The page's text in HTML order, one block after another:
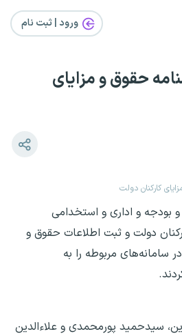
ورود | ثبت‌ نام
حقوق و مزایای
کارکنان دولت
بودجه و اداری و استخدامی
دولت و ثبت اطلاعات حقوق و
مزایای آنها در سال ۱۴۰۵ در سامانه‌های مربوطه را به
سیدحمید پورمحمدی و علاءالدین